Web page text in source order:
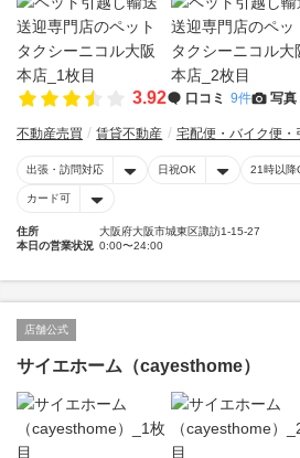
3.92 口コミ 9件 写真
不動産売買 賃貸不動産 宅配便・バイク便・
出張・訪問対応 日祝OK 21時以降
カード可
住所
大阪府大阪市城東区諏訪1-15-27
本日の営業状況 0:00〜24:00
店舗公式
サイエホーム（cayesthome）